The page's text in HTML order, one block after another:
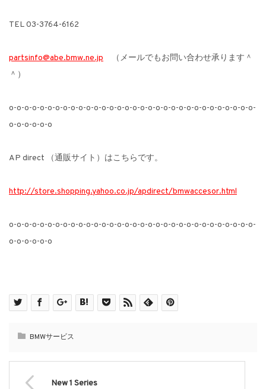
TEL 03-3764-6162
partsinfo@abe.bmw.ne.jp （メールでもお問い合わせ承ります＾
＾）
o-o-o-o-o-o-o-o-o-o-o-o-o-o-o-o-o-o-o-o-o-o-o-o-o-o-o-o-o-o-o-o-
o-o-o-o-o-o
AP direct （通販サイト）はこちらです。
http://store.shopping.yahoo.co.jp/apdirect/bmwaccesor.html
o-o-o-o-o-o-o-o-o-o-o-o-o-o-o-o-o-o-o-o-o-o-o-o-o-o-o-o-o-o-o-o-
o-o-o-o-o-o
BMWサービス
New 1 Series